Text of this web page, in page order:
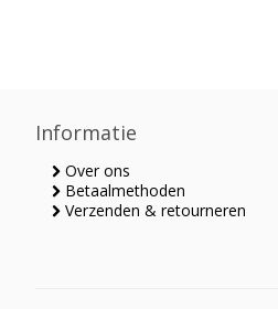
Informatie
Over ons
Betaalmethoden
Verzenden & retourneren